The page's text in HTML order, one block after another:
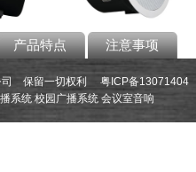
产品特点 注意事项
司 保留一切权利 粤ICP备13071404
系统 校园广播系统 会议室音响